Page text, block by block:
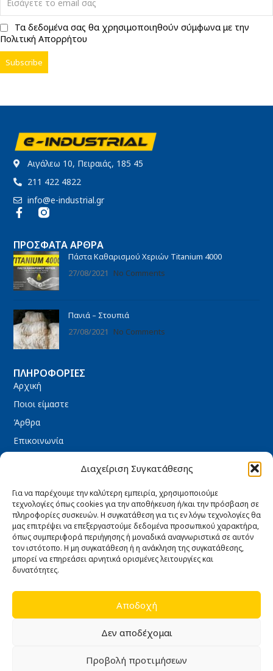
Διαχείριση Συγκατάθεσης
Για να παρέχουμε την καλύτερη εμπειρία, χρησιμοποιούμε
τεχνολογίες όπως cookies για την αποθήκευση ή/και την πρόσβαση σε
πληροφορίες συσκευών. Η συγκατάθεση για τις εν λόγω τεχνολογίες θα
μας επιτρέψει να επεξεργαστούμε δεδομένα προσωπικού χαρακτήρα,
όπως συμπεριφορά περιήγησης ή μοναδικά αναγνωριστικά σε αυτόν
τον ιστότοπο. Η μη συγκατάθεση ή η ανάκληση της συγκατάθεσης,
μπορεί να επηρεάσει αρνητικά ορισμένες λειτουργίες και
δυνατότητες.
Αποδοχή
Δεν αποδέχομαι
Προβολή προτιμήσεων
Τα δεδομένα σας θα χρησιμοποιηθούν σύμφωνα με την
Πολιτική Απορρήτου
Αιγάλεω 10, Πειραιάς, 185 45
211 422 4822
info@e-industrial.gr
ΠΡΌΣΦΑΤΑ ΆΡΘΡΑ
Πάστα Καθαρισμού Χεριών Titanium 4000
27/08/2021
No Comments
Πανιά – Στουπιά
27/08/2021
No Comments
ΠΛΗΡΟΦΟΡΊΕΣ
Αρχική
Ποιοι είμαστε
Άρθρα
Επικοινωνία
ΧΡΉΣΙΜΑ
Όροι Χρήσης
Πολιτική Απορρήτου
Πολιτική Cookies
Τρόποι πληρωμής
Τρόποι Αποστολής
Ασφάλεια συναλλαγών
Υπαναχώρηση & Επιστροφές
Τρίτη : 08:30 – 16:30